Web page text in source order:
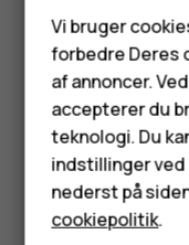
Tilbehør
HMD
Tablets
Tryk pådone.
Søg efter en
Tryk på
Tryk påsearch.
Vi bruger
forbedre Deres
af annoncer.
accepterer du
teknologi. Du
indstillinger
nederst på
cookiepolitik.